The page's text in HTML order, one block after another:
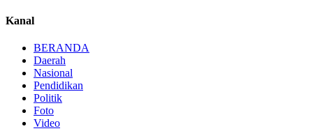
Kanal
BERANDA
Daerah
Nasional
Pendidikan
Politik
Foto
Video